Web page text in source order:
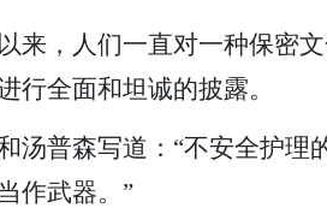
来，人们一直对一种保密
行全面和坦诚的披露。
汤普森写道：“不安全护
作武器。”